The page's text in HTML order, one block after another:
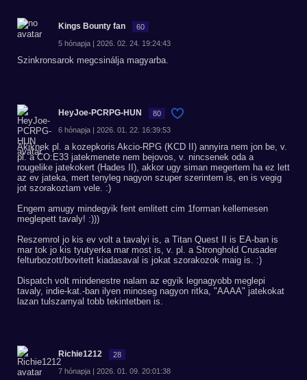
Kings Bounty fan 60
5 hónapja | 2026. 02. 24. 19:24:43
Szinkronsarok megcsinálja magyarba.
HeyJoe-PCRPG-HUN 80
6 hónapja | 2026. 01. 22. 16:39:53
Akiknek pl. a kozepkoris Akcio-RPG (KCD II) annyira nem jon be, v.
pl. a CO:E33 jatekmenete nem bejovos, v. nincsenek oda a
rougelike jatekokert (Hades II), akkor ugy siman megertem ha ez lett
az ev jateka, mert tenyleg nagyon szuper szerintem is, en is vegig
jot szorakoztam vele. :)
Engem amugy mindegyik fent emlitett cim 1forman kellemesen
meglepett tavaly! :)))
Reszemrol jo kis ev volt a tavalyi is, a Titan Quest II is EA-ban is
mar tok jo kis tyutyerka mar most is, v. pl. a Stronghold Crusader
felturbozott/bovitett kiadasaval is jokat szorakozok maig is. :)
Dispatch volt mindenestre nalam az egyik legnagyobb meglepi
tavaly, indie-kat.-ban ilyen minoseg nagyon ritka, "AAAA" jatekokat
lazan tulszarnyal tobb tekintetben is.
Richie1212 28
7 hónapja | 2026. 01. 09. 20:01:38